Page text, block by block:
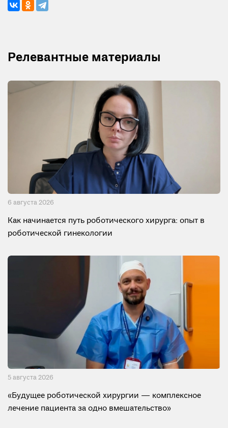
Релевантные материалы
6 августа 2026
Как начинается путь роботического хирурга: опыт в
роботической гинекологии
5 августа 2026
«Будущее роботической хирургии — комплексное
лечение пациента за одно вмешательство»